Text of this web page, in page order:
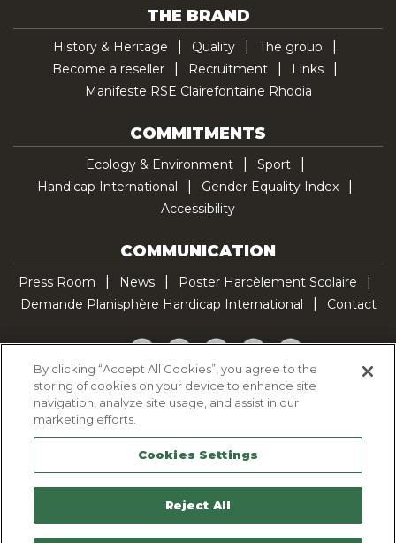
THE BRAND
History & Heritage Quality
The group
Become a reseller
Recruitment
Links
Manifeste RSE Clairefontaine Rhodia
COMMITMENTS
Ecology & Environment
Sport
Handicap International
Gender Equality Index
Accessibility
COMMUNICATION
Press Room News
Poster Harcèlement Scolaire
Demande Planisphère Handicap International
Contact
Facebook
TwitterYouTubePinterestTikTok
Cookie Policy
Legal Notice
Sitemap
Contactez-nous
By clicking “Accept All Cookies”, you agree to the
storing of cookies on your device to enhance site
navigation, analyze site usage, and assist in our
marketing efforts.
Cookies Settings
Reject All